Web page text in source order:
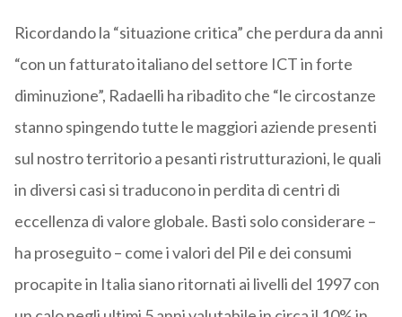
Ricordando la “situazione critica” che perdura da anni
“con un fatturato italiano del settore ICT in forte
diminuzione”, Radaelli ha ribadito che “le circostanze
stanno spingendo tutte le maggiori aziende presenti
sul nostro territorio a pesanti ristrutturazioni, le quali
in diversi casi si traducono in perdita di centri di
eccellenza di valore globale. Basti solo considerare –
ha proseguito – come i valori del Pil e dei consumi
procapite in Italia siano ritornati ai livelli del 1997 con